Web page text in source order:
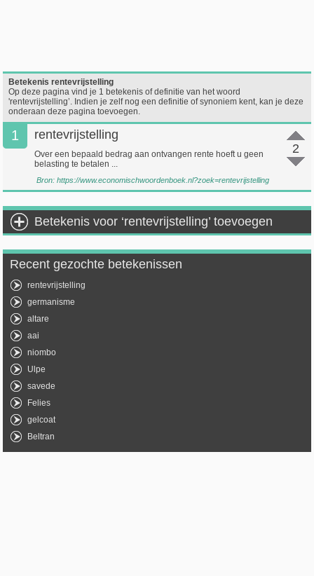
Betekenis rentevrijstelling
Op deze pagina vind je 1 betekenis of definitie van het woord
'rentevrijstelling’. Indien je zelf nog een definitie of synoniem kent, kan je deze
onderaan deze pagina toevoegen.
1
2
rentevrijstelling
Over een bepaald bedrag aan ontvangen rente hoeft u geen
belasting te betalen ...
Bron: https://www.economischwoordenboek.nl?zoek=rentevrijstelling
Betekenis voor ‘rentevrijstelling’ toevoegen
Recent gezochte betekenissen
rentevrijstelling
germanisme
altare
aai
niombo
Ulpe
savede
Felies
gelcoat
Beltran